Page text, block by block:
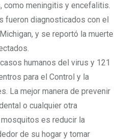
como meningitis y encefalitis.
fueron diagnosticados con el
y se reportó la muerte
humanos del virus y 121
para el Control y la
La mejor manera de prevenir
o cualquier otra
es reducir la
de su hogar y tomar